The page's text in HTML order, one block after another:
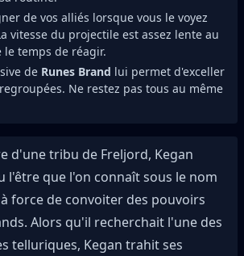
de vos alliés lorsque vous le voyez
vitesse du projectile est assez lente au
temps de réagir.
de Runes Brand lui permet d'exceller
Ne restez pas tous au même
d'une tribu de Freljord, Kegan
l'être que l'on connaît sous le nom
à force de convoiter des pouvoirs
Alors qu'il recherchait l'une des
telluriques, Kegan trahit ses